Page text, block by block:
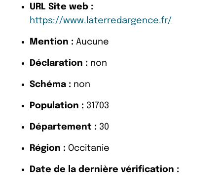
URL Site web :
https://www.laterredargence.fr/
Mention : Aucune
Déclaration : non
Schéma : non
Population : 31703
Département : 30
Région : Occitanie
Date de la dernière vérification :